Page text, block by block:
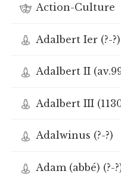
Action-Culture
Adalbert Ier (?-?)
Adalbert II
Adalbert III
Adalwinus (?-?)
Adam (abbé) (?-